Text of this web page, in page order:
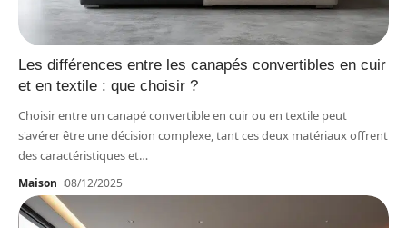
Les différences entre les canapés convertibles en cuir
et en textile : que choisir ?
Choisir entre un canapé convertible en cuir ou en textile peut
s'avérer être une décision complexe, tant ces deux matériaux offrent
des caractéristiques et…
Maison 08/12/2025